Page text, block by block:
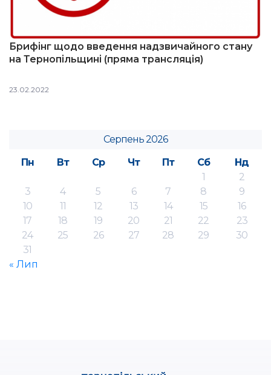
Брифінг щодо введення надзвичайного стану
на Тернопільщині (пряма трансляція)
23.02.2022
Серпень 2026
Пн
Вт Ср Чт Пт Сб
Нд
1
2
3
4 5 6 7 8
9
10
11 12 13 14 15
16
17
18 19 20 21 22
23
24
25 26 27 28 29
30
31
« Лип